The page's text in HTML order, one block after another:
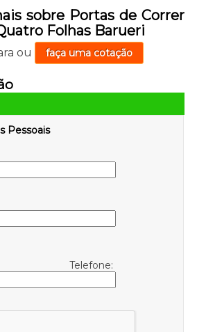
sobre Portas de Correr
Folhas Barueri
ou faça uma cotação
Pessoais
Telefone: